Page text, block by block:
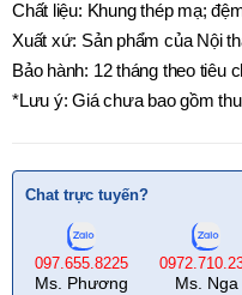
Chất liệu: Khung thép mạ;
Xuất xứ: Sản phẩm của Nội
Bảo hành: 12 tháng theo tiêu
*Lưu ý: Giá chưa bao gồm
Chat trực tuyến?
097.655.8225
Ms. Phương Ms. Nga